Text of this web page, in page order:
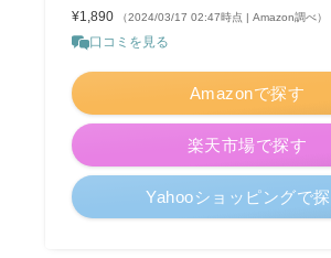
¥1,890 （2024/03/17 02:47時点 | Amazon調べ）
口コミを見る
Amazonで探す
楽天市場で探す
Yahooショッピングで